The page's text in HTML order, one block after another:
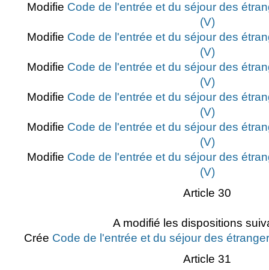
Modifie Code de l'entrée et du séjour des
(V)
Modifie Code de l'entrée et du séjour des
(V)
Modifie Code de l'entrée et du séjour des
(V)
Modifie Code de l'entrée et du séjour des
(V)
Modifie Code de l'entrée et du séjour des
(V)
Modifie Code de l'entrée et du séjour des
(V)
Article 30
A modifié les dispositions
Crée Code de l'entrée et du séjour des
Article 31